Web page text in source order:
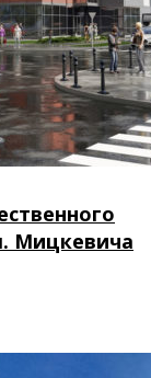
Мицкевича